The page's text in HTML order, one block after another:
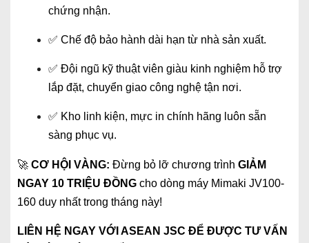
chứng nhận.
✅ Chế độ bảo hành dài hạn từ nhà sản xuất.
✅ Đội ngũ kỹ thuật viên giàu kinh nghiệm hỗ trợ
lắp đặt, chuyển giao công nghệ tận nơi.
✅ Kho linh kiện, mực in chính hãng luôn sẵn
sàng phục vụ.
🚀 CƠ HỘI VÀNG: Đừng bỏ lỡ chương trình GIẢM
NGAY 10 TRIỆU ĐỒNG cho dòng máy Mimaki JV100-
160 duy nhất trong tháng này!
LIÊN HỆ NGAY VỚI ASEAN JSC ĐỂ ĐƯỢC TƯ VẤN